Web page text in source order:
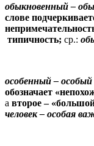
обыкновенный–
слове
типичность; ср.:
особенный– особый
обозначает
а второе–
человек– особая